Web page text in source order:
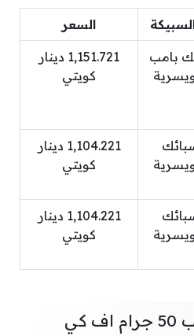
السعر
بامب
1,151.721 دينار
كويتي
1,104.221 دينار
كويتي
1,104.221 دينار
كويتي
سعر سبيكة الذهب 50 جرام اف كي